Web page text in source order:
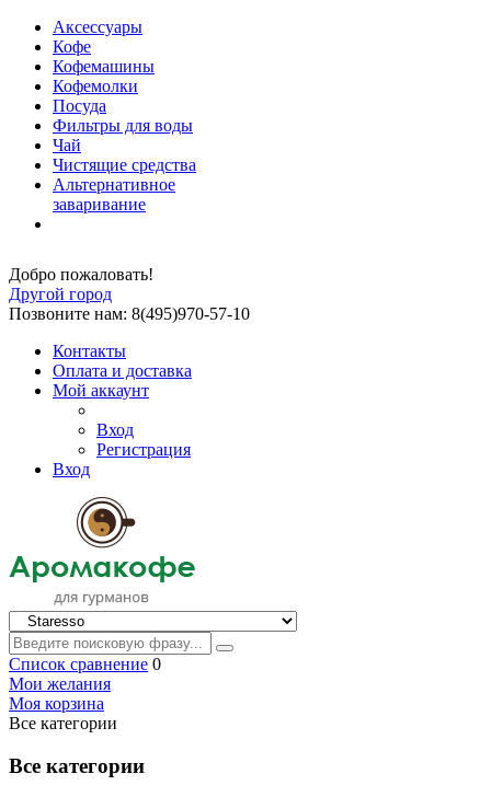
Аксессуары
Кофе
Кофемашины
Кофемолки
Посуда
Фильтры для воды
Чай
Чистящие средства
Альтернативное
заваривание
Добро пожаловать!
Другой город
Позвоните нам: 8(495)970-57-10
Контакты
Оплата и доставка
Мой аккаунт
Вход
Регистрация
Вход
Список сравнение 0
Мои желания
Моя корзина
Все категории
Все категории